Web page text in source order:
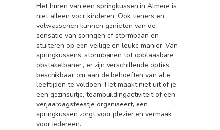
Het huren van een springkussen in Almere is
niet alleen voor kinderen. Ook tieners en
volwassenen kunnen genieten van de
sensatie van springen of stormbaan en
stuiteren op een veilige en leuke manier. Van
springkussens, stormbanen tot opblaasbare
obstakelbanen, er zijn verschillende opties
beschikbaar om aan de behoeften van alle
leeftijden te voldoen. Het maakt niet uit of je
een gezinsuitje, teambuildingactiviteit of een
verjaardagsfeestje organiseert, een
springkussen zorgt voor plezier en vermaak
voor iedereen.